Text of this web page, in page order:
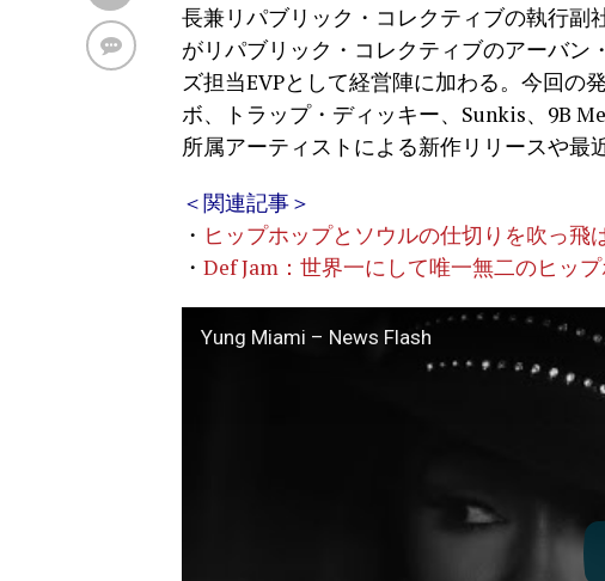
長兼リパブリック・コレクティブの執行副
がリパブリック・コレクティブのアーバ
ズ担当EVPとして経営陣に加わる。今回の
ボ、トラップ・ディッキー、Sunkis、9B
所属アーティストによる新作リリースや最
＜関連記事＞
・ ヒップホップとソウルの仕切りを吹っ飛
・ Def Jam：世界一にして唯一無二のヒッ
Yung Miami – News Flash